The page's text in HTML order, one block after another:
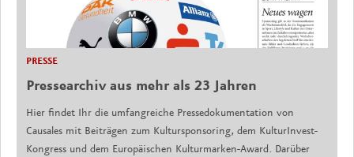
PRESSE
Pressearchiv aus mehr als 23 Jahren
Hier findet Ihr die umfangreiche Pressedokumentation von
Causales mit Beiträgen zum Kultursponsoring, dem KulturInvest-
Kongress und dem Europäischen Kulturmarken-Award. Darüber